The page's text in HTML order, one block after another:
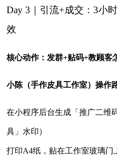
Day 3｜引流+成交：3小
效
核心动作：发群+贴码+教顾客
小陈（手作皮具工作室）操作
在小程序后台生成「推广二维
具」水印）
打印A4纸，贴在工作室玻璃门